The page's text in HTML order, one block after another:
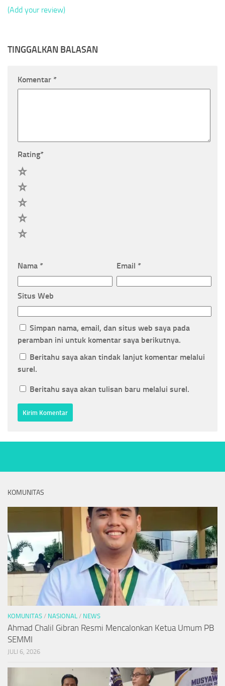
(Add your review)
TINGGALKAN BALASAN
Komentar *
Rating*
Nama * Email *
Situs Web
Simpan nama, email, dan situs web saya pada
peramban ini untuk komentar saya berikutnya.
Beritahu saya akan tindak lanjut komentar melalui
surel.
Beritahu saya akan tulisan baru melalui surel.
KOMUNITAS
KOMUNITAS / NASIONAL / NEWS
Ahmad Chalil Gibran Resmi Mencalonkan Ketua Umum PB
SEMMI
JULI 6, 2026